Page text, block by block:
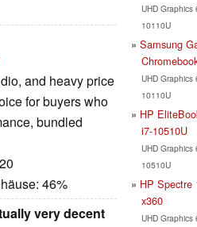
and heavy price
for buyers who
bundled
46%
very decent
UHD
10110U
Samsung
UHD
10110U
HP
i7-10510U
UHD
10510U
HP Spectre
x360
UHD Graphics